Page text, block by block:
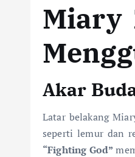
Miary
Akar
Latar belakang
seperti lemur dan
“Fighting God”